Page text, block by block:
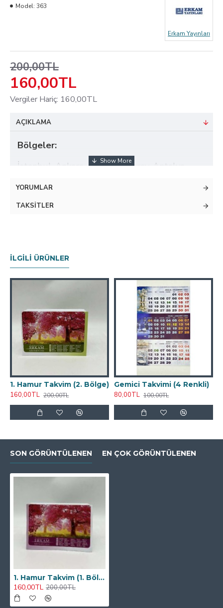
160,00TL
200,00TL
Vergiler Hariç: 160,00TL
Model: 363
Erkam Yayınları
AÇIKLAMA
Bölgeler:
İstanbul, Ankara, Adana, Aksaray, Antalya,
Denizli, Edirne, Eskişehir, Gaziantep, Hatay,
Isparta, İzmir, Kahramanmaraş, Kocaeli, Konya,
YORUMLAR
TAKSITLER
İLGILI ÜRÜNLER
1. Hamur Takvim (2. Bölge)
160,00TL 200,00TL
Gemici Takvimi (4 Renkli)
80,00TL 100,00TL
SON GÖRÜNTÜLENEN EN ÇOK GÖRÜNTÜLENEN
1. Hamur Takvim (1. Bölge)
160,00TL 200,00TL